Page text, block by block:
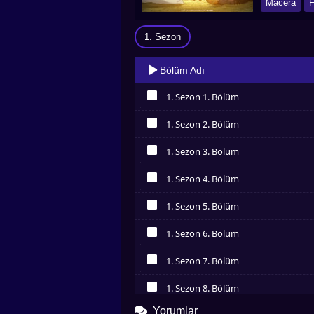
Macera
1. Sezon
Bölüm Adı
1. Sezon 1. Bölüm
1. Sezon 2. Bölüm
1. Sezon 3. Bölüm
1. Sezon 4. Bölüm
1. Sezon 5. Bölüm
1. Sezon 6. Bölüm
1. Sezon 7. Bölüm
İzledim
1. Sezon 8. Bölüm
Yorumlar